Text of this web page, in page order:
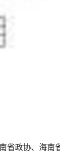
省政协、海南